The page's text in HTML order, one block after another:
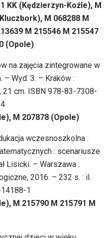
KK (Kędzierzyn-Koźle), M
M 068288 M
M 215546 M 215547
(Opole)
na zajęcia zintegrowane w
Wyd. 3. – Kraków :
21 cm. ISBN 978-83-7308-
M 207878 (Opole)
wczesnoszkolna :
: scenariusze
Lisicki. – Warszawa :
2016. – 232 s. : il.
1
M 215790 M 215791 M